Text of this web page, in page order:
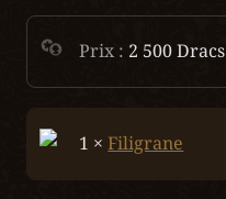
Prix : 2 500 Dracs
1 × Filigrane